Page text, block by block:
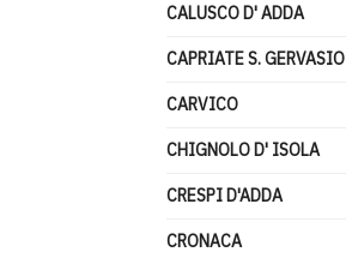
CALUSCO D' ADDA
CAPRIATE S. GERVASIO
CARVICO
CHIGNOLO D' ISOLA
CRESPI D'ADDA
CRONACA